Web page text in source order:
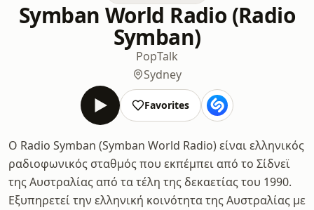
Symban World Radio (Radio
Symban)
PopTalk
Sydney
Favorites
Ο Radio Symban (Symban World Radio) είναι ελληνικός
ραδιοφωνικός σταθμός που εκπέμπει από το Σίδνεϊ
της Αυστραλίας από τα τέλη της δεκαετίας του 1990.
Εξυπηρετεί την ελληνική κοινότητα της Αυστραλίας με